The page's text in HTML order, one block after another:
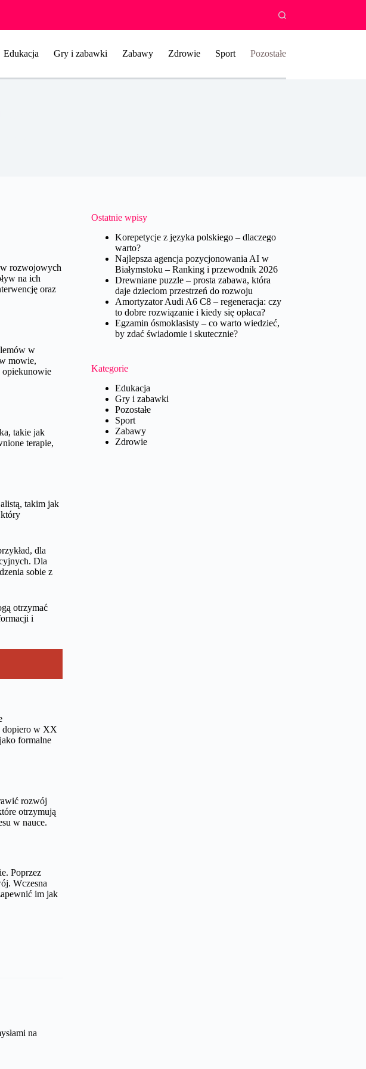
Edukacja Gry i zabawki Zabawy Zdrowie Sport Pozostałe
rozwojowych
na ich
oraz
w
mowie,
opiekunowie
takie jak
terapie,
takim jak
dla
Dla
sobie z
otrzymać
i
dopiero w XX
formalne
rozwój
otrzymują
w nauce.
Poprzez
Wczesna
im jak
na
Ostatnie wpisy
Korepetycje z języka polskiego – dlaczego
warto?
Najlepsza agencja pozycjonowania AI w
Białymstoku – Ranking i przewodnik 2026
Drewniane puzzle – prosta zabawa, która
daje dzieciom przestrzeń do rozwoju
Amortyzator Audi A6 C8 – regeneracja: czy
to dobre rozwiązanie i kiedy się opłaca?
Egzamin ósmoklasisty – co warto wiedzieć,
by zdać świadomie i skutecznie?
Kategorie
Edukacja
Gry i zabawki
Pozostałe
Sport
Zabawy
Zdrowie